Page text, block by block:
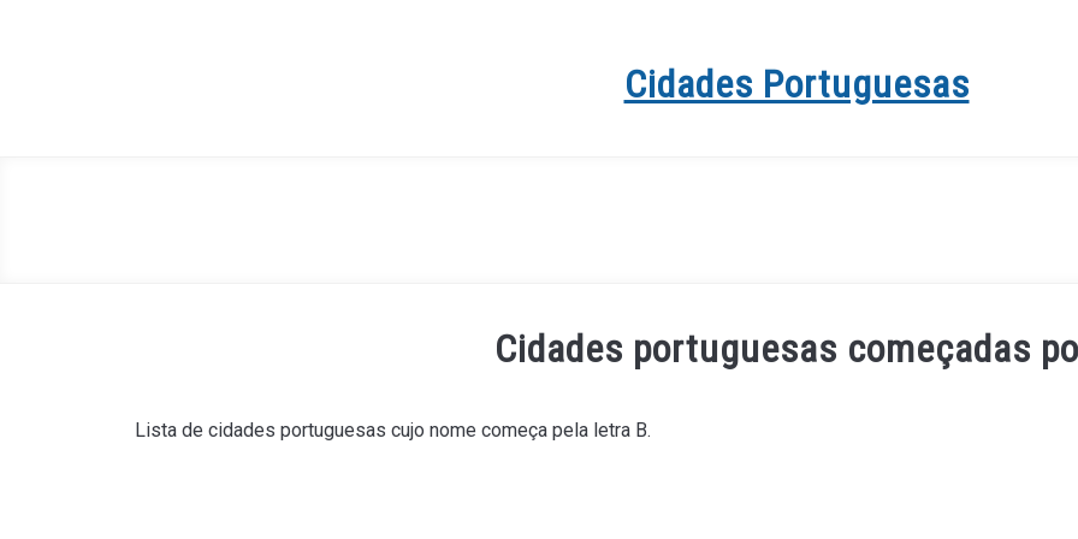
Cidades Portuguesas
Cidades portuguesas começadas
Lista de cidades portuguesas cujo nome começa pela letra B.